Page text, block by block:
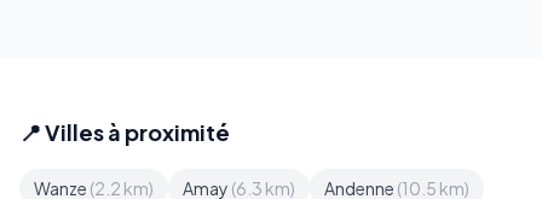
📍 Villes à proximité
Wanze (2.2 km) Amay (6.3 km) Andenne (10.5 km)